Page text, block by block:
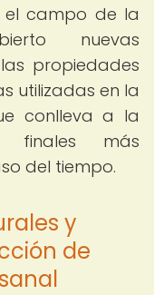
el campo de la
nuevas
propiedades
utilizadas en la
conlleva a la
finales más
del tiempo.
y
de